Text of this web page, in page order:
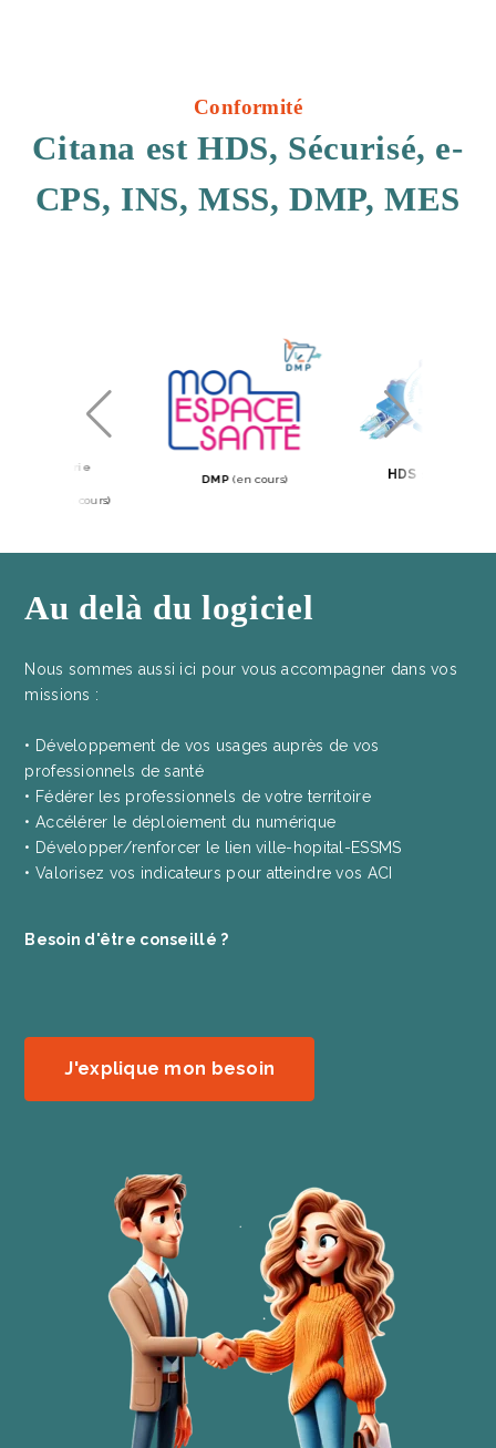
Conformité
Citana est HDS, Sécurisé, e-
CPS, INS, MSS, DMP, MES
Sécurisée (en cours)
Au delà du logiciel
Nous sommes aussi ici pour vous accompagner dans vos
missions :
• Développement de vos usages auprès de vos
professionnels de santé
• Fédérer les professionnels de votre territoire
• Accélérer le déploiement du numérique
• Développer/renforcer le lien ville-hopital-ESSMS
• Valorisez vos indicateurs pour atteindre vos ACI
Besoin d'être conseillé ?
J'explique mon besoin